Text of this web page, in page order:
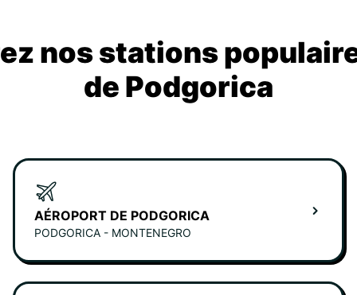
nos stations
de Podgorica
AÉROPORT DE PODGORICA
PODGORICA - MONTENEGRO